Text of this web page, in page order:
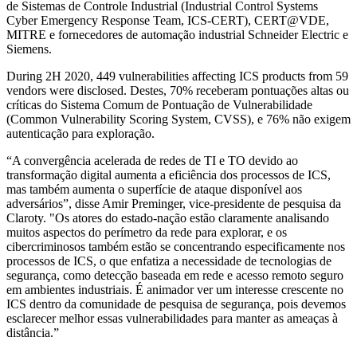
de Sistemas de Controle Industrial (Industrial Control Systems
Cyber Emergency Response Team, ICS-CERT), CERT@VDE,
MITRE e fornecedores de automação industrial Schneider Electric e
Siemens.
During 2H 2020, 449 vulnerabilities affecting ICS products from 59
vendors were disclosed. Destes, 70% receberam pontuações altas ou
críticas do Sistema Comum de Pontuação de Vulnerabilidade
(Common Vulnerability Scoring System, CVSS), e 76% não exigem
autenticação para exploração.
“A convergência acelerada de redes de TI e TO devido ao
transformação digital aumenta a eficiência dos processos de ICS,
mas também aumenta o superfície de ataque disponível aos
adversários”, disse Amir Preminger, vice-presidente de pesquisa da
Claroty. "Os atores do estado-nação estão claramente analisando
muitos aspectos do perímetro da rede para explorar, e os
cibercriminosos também estão se concentrando especificamente nos
processos de ICS, o que enfatiza a necessidade de tecnologias de
segurança, como detecção baseada em rede e acesso remoto seguro
em ambientes industriais. É animador ver um interesse crescente no
ICS dentro da comunidade de pesquisa de segurança, pois devemos
esclarecer melhor essas vulnerabilidades para manter as ameaças à
distância.”